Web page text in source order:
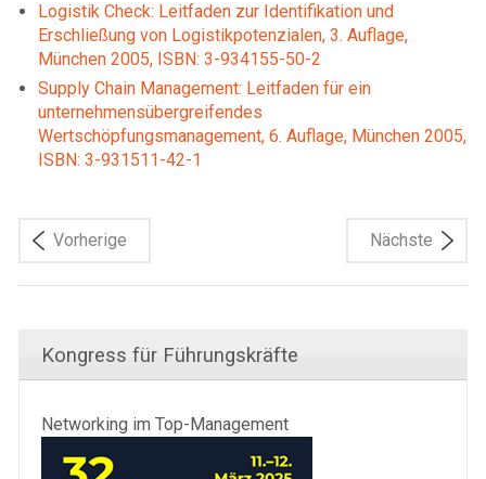
Logistik Check: Leitfaden zur Identifikation und
Erschließung von Logistikpotenzialen, 3. Auflage,
München 2005, ISBN: 3-934155-50-2
Supply Chain Management: Leitfaden für ein
unternehmensübergreifendes
Wertschöpfungsmanagement, 6. Auflage, München 2005,
ISBN: 3-931511-42-1
Vorherige Nächste
Kongress für Führungskräfte
Networking im Top-Management